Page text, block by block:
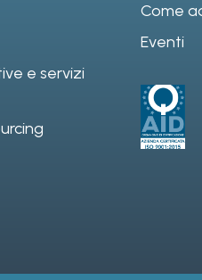
e servizi
Come
Eventi